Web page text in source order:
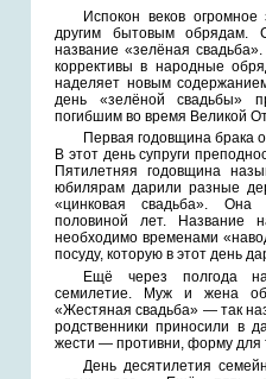
Испокон веков
другим бытовым обрядам.
название «зелёная
коррективы в народные
наделяет новым
день «зелёной свадьбы»
погибшим во время Великой
Первая годовщина брака
В этот день супруги
Пятилетняя годовщина
юбилярам дарили разные
«цинковая свадьба».
половиной лет. Название
необходимо временами
посуду, которую в этот день
Ещё через полгода
семилетие. Муж и жена
«Жестяная свадьба» — так
родственники приносили в
жести — противни, форму для
День десятилетия